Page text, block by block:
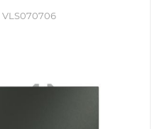
VLS070706